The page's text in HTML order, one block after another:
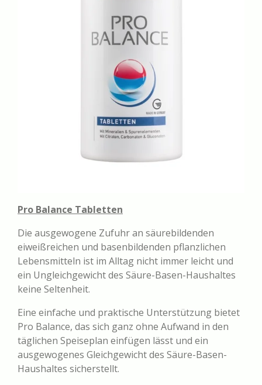
Pro Balance Tabletten
Die ausgewogene Zufuhr an säurebildenden
eiweißreichen und basenbildenden pflanzlichen
Lebensmitteln ist im Alltag nicht immer leicht und
ein Ungleichgewicht des Säure-Basen-Haushaltes
keine Seltenheit.
Eine einfache und praktische Unterstützung bietet
Pro Balance, das sich ganz ohne Aufwand in den
täglichen Speiseplan einfügen lässt und ein
ausgewogenes Gleichgewicht des Säure-Basen-
Haushaltes sicherstellt.